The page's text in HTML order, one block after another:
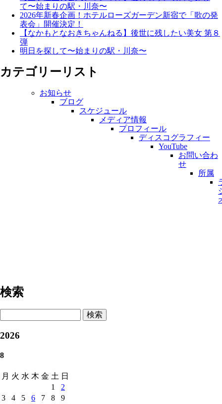
て〜始まりの駅・川奈〜
2026年新春企画！ホテルローズガーデン新宿で「歌の発
表会」開催決定！
【なかもとなおきちゃんねる】後世に残したい美女 第８
弾
明日を探して〜始まりの駅・川奈〜
カテゴリーリスト
お知らせ
ブログ
スケジュール
メディア情報
プロフィール
ディスコグラフィー
YouTube
お問い合わ
せ
所属
検索
検索
2026
8
月 火 水 木 金 土 日
1
2
3
4 5 6 7 8
9